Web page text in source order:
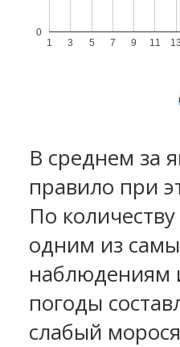
1 3 5 7 9 11
0
В среднем за
правило при
По
одним из
наблюдениям
погоды
слабый